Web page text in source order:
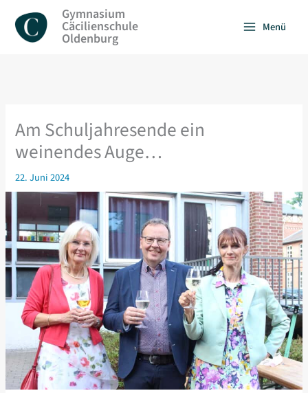
Inhalt
springen
Gymnasium
Cäcilienschule
Oldenburg
Menü
Am Schuljahresende ein
weinendes Auge…
22. Juni 2024